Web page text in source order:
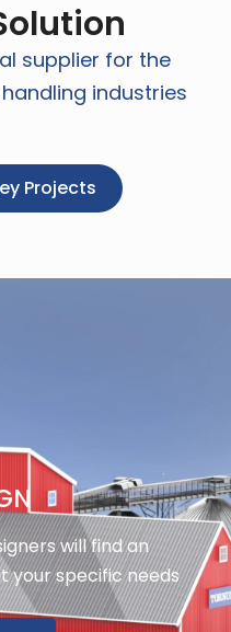
supplier for the
industries
Projects
will find an
your specific needs